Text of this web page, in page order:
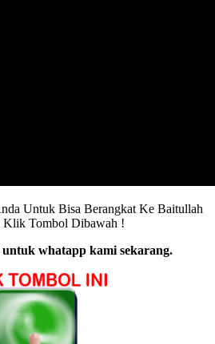
Untuk Bisa Berangkat Ke Baitullah
Klik Tombol Dibawah !
whatapp kami sekarang.